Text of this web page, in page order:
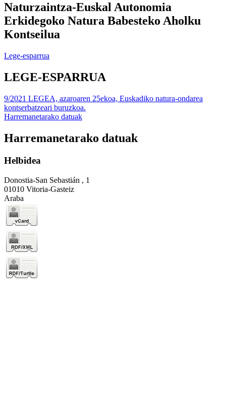
Naturzaintza-Euskal Autonomia
Erkidegoko Natura Babesteko Aholku
Kontseilua
Lege-esparrua
LEGE-ESPARRUA
9/2021 LEGEA, azaroaren 25ekoa, Euskadiko natura-ondarea
kontserbatzeari buruzkoa.
Harremanetarako datuak
Harremanetarako datuak
Helbidea
Donostia-San Sebastián , 1
01010 Vitoria-Gasteiz
Araba